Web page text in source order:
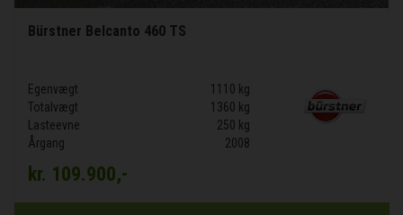
Bürstner Belcanto 460 TS
Egenvægt
1110 kg
Totalvægt
1360 kg
Lasteevne
250 kg
Årgang
2008
kr. 109.900,-